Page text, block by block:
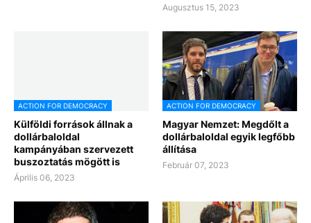
Augusztus 15, 2023
ACTION FOR DEMOCRACY
Külföldi források állnak a
dollárbaloldal
kampányában szervezett
buszoztatás mögött is
Április 06, 2023
ACTION FOR DEMOCRACY
Magyar Nemzet: Megdőlt a
dollárbaloldal egyik legfőbb
állítása
Február 07, 2023